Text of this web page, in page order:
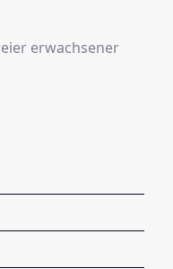
erwachsener